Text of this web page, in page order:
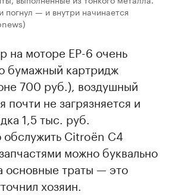
погнул — и внутри начинается
на моторе EP-6 очень
бумажный картридж
700 руб.), воздушный
почти не загрязняется и
1,5 тыс. руб.
обслужить Citroёn С4
можно буквально
основные траты — это
хозяин.